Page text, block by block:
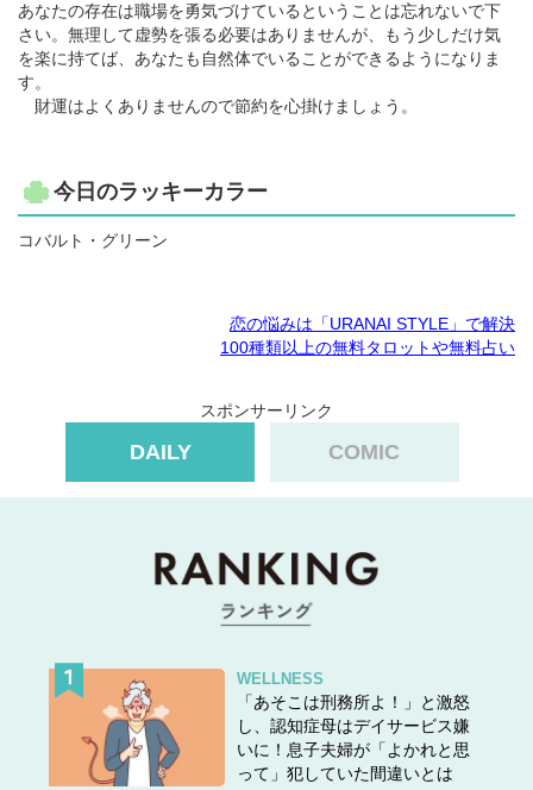
あなたの存在は職場を勇気づけているということは忘れないで下
さい。無理して虚勢を張る必要はありませんが、もう少しだけ気
を楽に持てば、あなたも自然体でいることができるようになりま
す。
財運はよくありませんので節約を心掛けましょう。
今日のラッキーカラー
コバルト・グリーン
恋の悩みは「URANAI STYLE」で解決
100種類以上の無料タロットや無料占い
スポンサーリンク
DAILY COMIC
WELLNESS
「あそこは刑務所よ！」と激怒
し、認知症母はデイサービス嫌
いに！息子夫婦が「よかれと思
って」犯していた間違いとは